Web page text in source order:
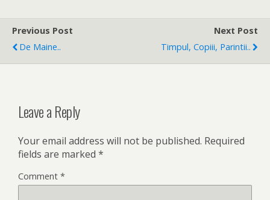
Previous Post
De Maine..
Next Post
Timpul, Copiii, Parintii..
Leave a Reply
Your email address will not be published. Required
fields are marked *
Comment *